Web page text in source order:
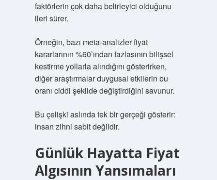
faktörlerin çok daha belirleyici olduğunu
ileri sürer.
Örneğin, bazı meta-analizler fiyat
kararlarının %60’ından fazlasının bilişsel
kestirme yollarla alındığını gösterirken,
diğer araştırmalar duygusal etkilerin bu
oranı ciddi şekilde değiştirdiğini savunur.
Bu çelişki aslında tek bir gerçeği gösterir:
insan zihni sabit değildir.
Günlük Hayatta Fiyat
Algısının Yansımaları